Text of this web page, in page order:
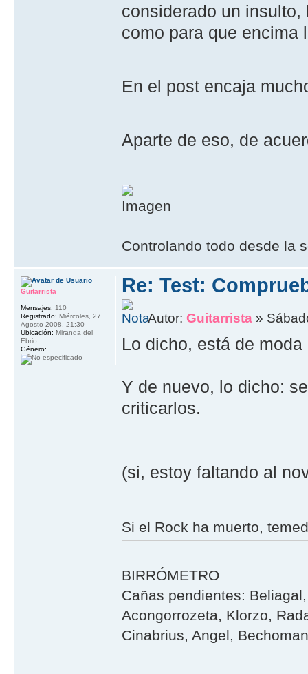
considerado un
como para que encima
En el post encaja
Aparte de eso, de
Controlando todo desde la
Re: Test:
Autor:Guitarrista »
Lo dicho, está de
Y de nuevo, lo dicho:
criticarlos.
(si, estoy faltando al
Si el Rock ha muerto,
BIRRÓMETRO
Cañas pendientes:
Acongorrozeta, Klorzo,
Cinabrius, Angel,
Guitarrista
Mensajes: 110
Registrado: Miércoles, 27
Agosto 2008, 21:30
Ubicación: Miranda del
Ebrio
Género: